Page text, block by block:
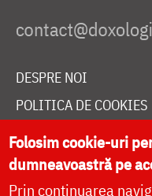
DESPRE NOI
POLITICA DE COOKIES
DONEAZĂ ONLINE
LIVE
Folosim cookie-uri
dumneavoastră pe
Prin continuarea